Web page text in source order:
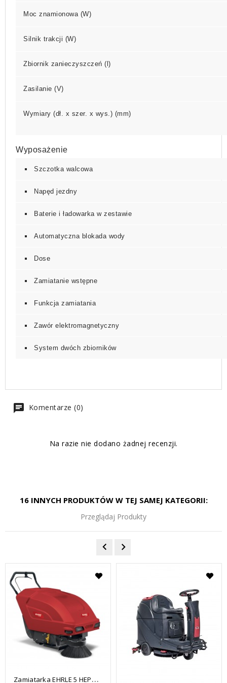
Moc znamionowa (W)
Silnik trakcji (W)
Zbiornik zanieczyszczeń (l)
Zasilanie (V)
Wymiary (dł. x szer. x wys.) (mm)
Wyposażenie
Szczotka walcowa
Napęd jezdny
Baterie i ładowarka w zestawie
Automatyczna blokada wody
Dose
Zamiatanie wstępne
Funkcja zamiatania
Zawór elektromagnetyczny
System dwóch zbiorników
Komentarze (0)
Na razie nie dodano żadnej recenzji.
16 INNYCH PRODUKTÓW W TEJ SAMEJ KATEGORII:
Przeglądaj Produkty
Z
Amiatarka EHRLE 5 HEPA SWEEP